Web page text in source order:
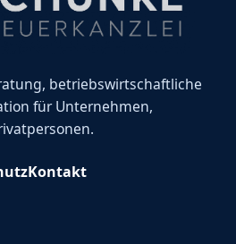
betriebswirtschaftliche
für Unternehmen,
Kontakt